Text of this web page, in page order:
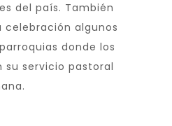
del país. También
celebración algunos
donde los
su servicio pastoral